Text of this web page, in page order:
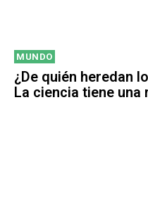
MUNDO
¿De quién heredan
La ciencia tiene una